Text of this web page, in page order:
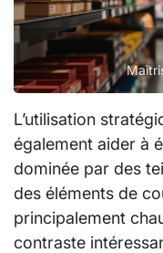
L’utilisation
également aider à
dominée par des
des éléments de
principalement
contraste